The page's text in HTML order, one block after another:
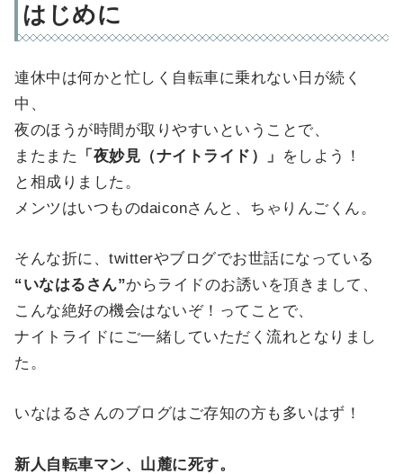
はじめに
連休中は何かと忙しく自転車に乗れない日が続く
中、
夜のほうが時間が取りやすいということで、
またまた
「夜妙見（ナイトライド）」
をしよう！
と相成りました。
メンツはいつものdaiconさんと、ちゃりんごくん。
そんな折に、twitterやブログでお世話になっている
“いなはるさん”からライドのお誘いを頂きまして、
こんな絶好の機会はないぞ！ってことで、
ナイトライドにご一緒していただく流れとなりまし
た。
いなはるさんのブログはご存知の方も多いはず！
新人自転車マン、山麓に死す。